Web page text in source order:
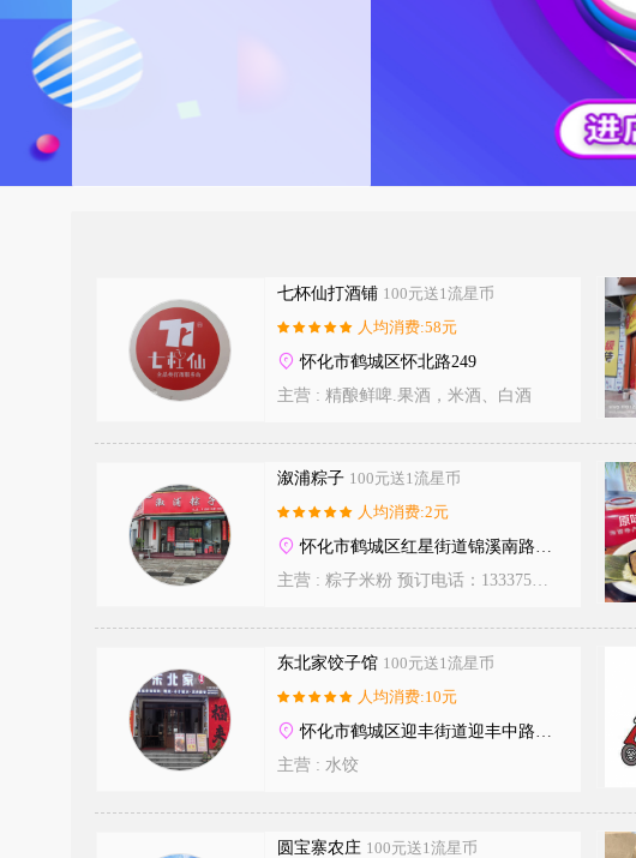
七杯仙打酒铺 100元送1流星币
人均消费:58元
怀化市鹤城区怀北路249
主营 : 精酿鲜啤.果酒，米酒、白酒
溆浦粽子 100元送1流星币
人均消费:2元
怀化市鹤城区红星街道锦溪南路387
主营 : 粽子米粉 预订电话：13337599521
东北家饺子馆 100元送1流星币
人均消费:10元
怀化市鹤城区迎丰街道迎丰中路(刘霖第一街)1栋131B
主营 : 水饺
圆宝寨农庄 100元送1流星币